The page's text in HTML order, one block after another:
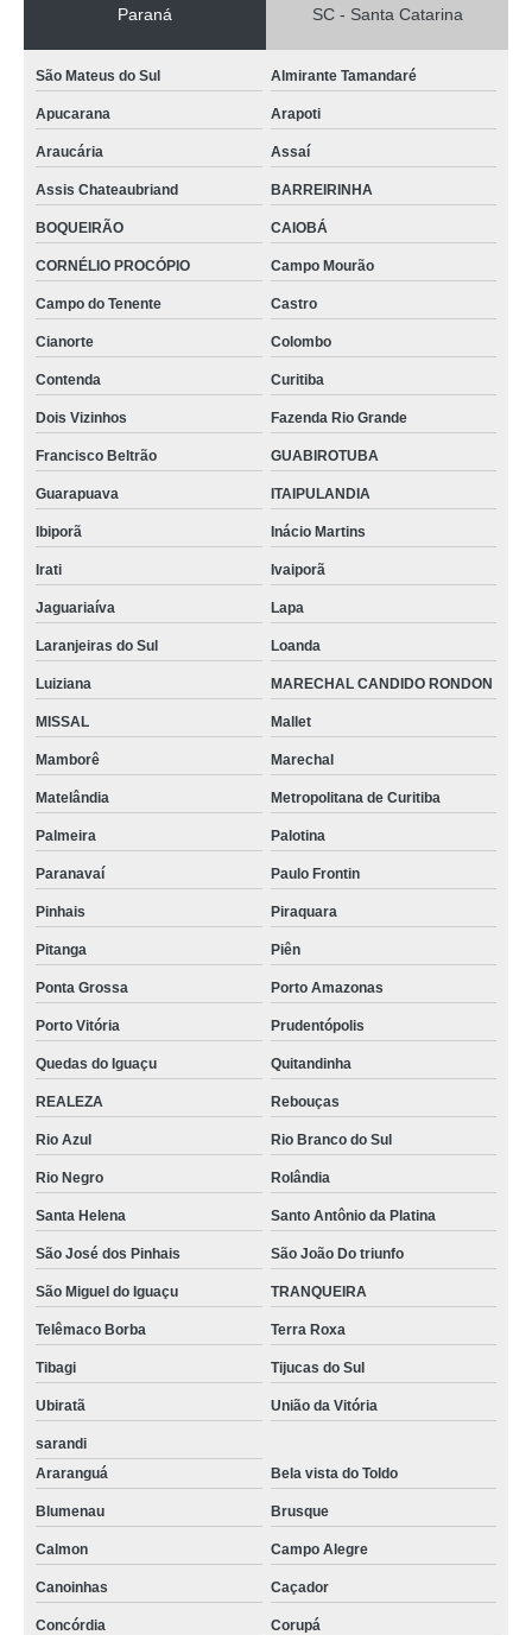
Paraná SC - Santa Catarina
São Mateus do Sul Almirante Tamandaré
Apucarana Arapoti
Araucária Assaí
Assis Chateaubriand BARREIRINHA
BOQUEIRÃO CAIOBÁ
CORNÉLIO PROCÓPIO Campo Mourão
Campo do Tenente Castro
Cianorte Colombo
Contenda Curitiba
Dois Vizinhos Fazenda Rio Grande
Francisco Beltrão GUABIROTUBA
Guarapuava ITAIPULANDIA
Ibiporã Inácio Martins
Irati Ivaiporã
Jaguariaíva Lapa
Laranjeiras do Sul Loanda
Luiziana MARECHAL CANDIDO RONDON
MISSAL Mallet
Mamborê Marechal
Matelândia Metropolitana de Curitiba
Palmeira Palotina
Paranavaí Paulo Frontin
Pinhais Piraquara
Pitanga Piên
Ponta Grossa Porto Amazonas
Porto Vitória Prudentópolis
Quedas do Iguaçu Quitandinha
REALEZA Rebouças
Rio Azul Rio Branco do Sul
Rio Negro Rolândia
Santa Helena Santo Antônio da Platina
São José dos Pinhais São João Do triunfo
São Miguel do Iguaçu TRANQUEIRA
Telêmaco Borba Terra Roxa
Tibagi Tijucas do Sul
Ubiratã União da Vitória
sarandi
Araranguá
Bela vista do Toldo
Blumenau Brusque
Calmon Campo Alegre
Canoinhas Caçador
Concórdia Corupá